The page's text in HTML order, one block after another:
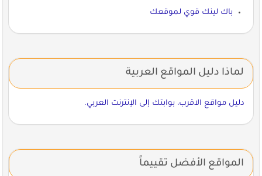
باك لينك قوي لموقعك
لماذا دليل المواقع العربية
دليل مواقع الاقرب، بوابتك إلى الإنترنت العربي.
المواقع الأفضل تقييماً